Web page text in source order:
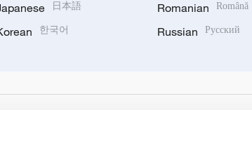
日本語
한국어
Romanian Română
Russian Русский